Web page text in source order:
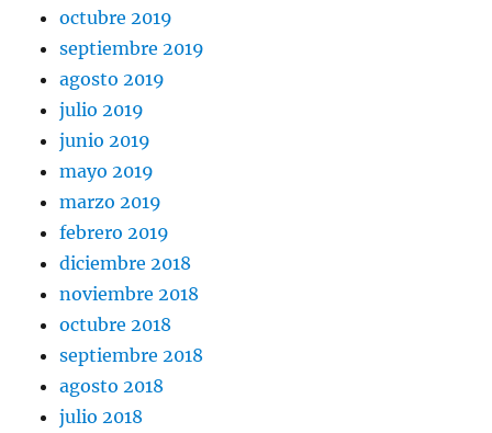
octubre 2019
septiembre 2019
agosto 2019
julio 2019
junio 2019
mayo 2019
marzo 2019
febrero 2019
diciembre 2018
noviembre 2018
octubre 2018
septiembre 2018
agosto 2018
julio 2018